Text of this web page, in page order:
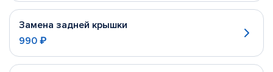
Замена задней крышки
990 ₽